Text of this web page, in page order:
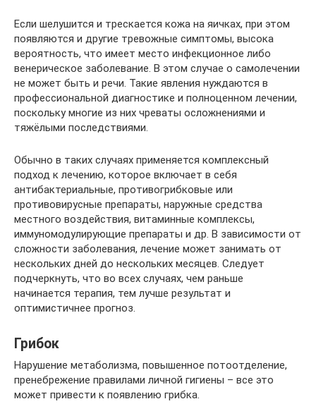
Если шелушится и трескается кожа на яичках, при этом
появляются и другие тревожные симптомы, высока
вероятность, что имеет место инфекционное либо
венерическое заболевание. В этом случае о самолечении
не может быть и речи. Такие явления нуждаются в
профессиональной диагностике и полноценном лечении,
поскольку многие из них чреваты осложнениями и
тяжёлыми последствиями.
Обычно в таких случаях применяется комплексный
подход к лечению, которое включает в себя
антибактериальные, противогрибковые или
противовирусные препараты, наружные средства
местного воздействия, витаминные комплексы,
иммуномодулирующие препараты и др. В зависимости от
сложности заболевания, лечение может занимать от
нескольких дней до нескольких месяцев. Следует
подчеркнуть, что во всех случаях, чем раньше
начинается терапия, тем лучше результат и
оптимистичнее прогноз.
Грибок
Нарушение метаболизма, повышенное потоотделение,
пренебрежение правилами личной гигиены – все это
может привести к появлению грибка.